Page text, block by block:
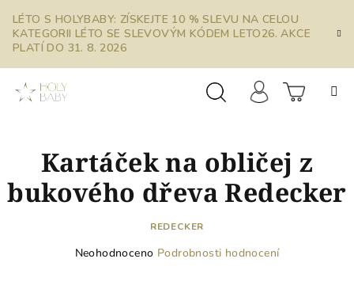
obsah
LÉTO S HOLYBABY: ZÍSKEJTE 10 % SLEVU NA CELOU
KATEGORII LÉTO SE SLEVOVÝM KÓDEM LETO26. AKCE
PLATÍ DO 31. 8. 2026
košík
Kartáček na obličej z
bukového dřeva Redecker
REDECKER
Průměrné
Neohodnoceno Podrobnosti hodnocení